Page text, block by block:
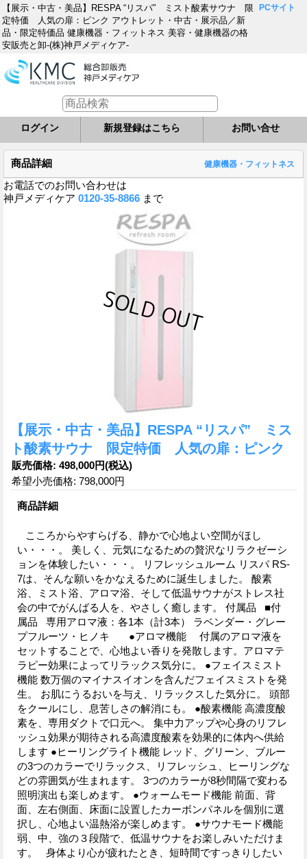
【展示・中古・美品】RESPA “リスパ” ミスト酸素サウナ 限
定特価 人気の扉：ピンク アウトレット・中古・展示品／新
品・限定特価品 健康機器・フィットネス 美容・健康機器の格
安販売と卸-(株)神戸メディケア-
PCサイト
ログイン 新規登録はこちら お問い合せ
商品詳細 健康機器・フィットネス
お電話でのお問い合わせは
神戸メディケア 0120-35-8866 まで
【展示・中古・美品】RESPA “リスパ” ミス
ト酸素サウナ 限定特価 人気の扉：ピンク
販売価格: 498,000円(税込)
希望小売価格: 798,000円
商品詳細
こころからやすらげる、静かで心地よい空間がほし
い・・・。 美しく、元気になるための贅沢なリラクゼーシ
ョンを体験したい・・・。 リフレッシュルーム リスパ RS-
7は、そんな願いをかなえるために誕生しました。 酸素
浴、ミスト浴、アロマ浴、そして低温サウナがストレス社
会の中でがんばる人を、やさしく癒します。 付属品 ■付
属品 専用アロマ液：各1本（計3本） ラベンダー・グレー
プフルーツ・ヒノキ ●アロマ機能 付属のアロマ液を
セットすることで、心地よい香りを発散します。アロマテ
ラピー効果によってリラックス気分に。 ●フェイスミスト
機能 数万個のマイナスイオンを含んだフェイスミストを発
生。 お肌にうるおいを与え、リラックスした気分に。 頭部
をクールにし、息苦しさの解消にも。 ●酸素機能 高濃度酸
素を、専用ダクトで口元へ。 集中力アップや心身のリフレ
ッシュ効果が期待される高濃度酸素を効果的に体内へ供給
します ●ヒーリングライト機能 レッド、グリーン、ブルー
の3つのカラーでリラックス、リフレッシュ、ヒーリングな
どの雰囲気が生まれます。 3つのカラーが8秒間隔で変わる
照明演出も楽しめます。 ●ウォームモード機能 前面、背
面、左右側面、床面に設置したカーボンパネルを個別に選
択し、心地よい温熱浴が楽しめます。 ●サウナモード機能
弱、中、強の３段階で、低温サウナをお楽しみいただけま
す。 身体より心が疲れたとき、短時間ですっきりしたい